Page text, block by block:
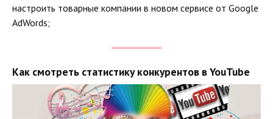
настроить товарные компании в новом сервисе от Google
AdWords;
Как смотреть статистику конкурентов в YouTube